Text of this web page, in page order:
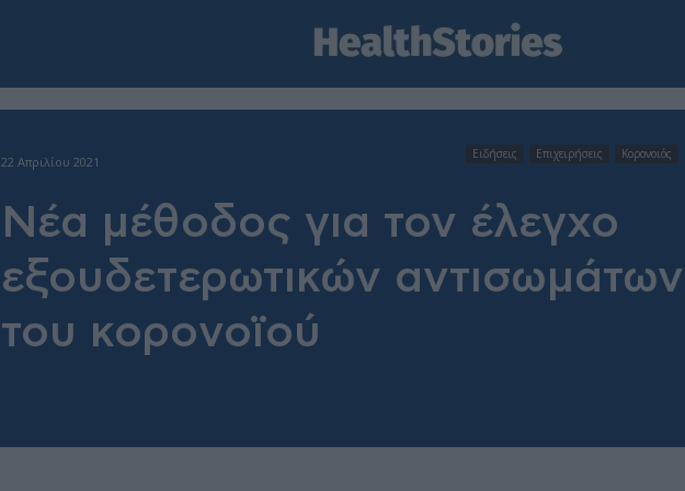
22 Απριλίου 2021
Ειδήσεις Επιχειρήσεις Κορονοιός
Νέα μέθοδος για τον έλεγχο
εξουδετερωτικών
του κορoνοϊού